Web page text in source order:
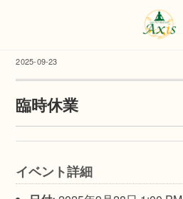
2025-09-23
臨時休業
イベント詳細